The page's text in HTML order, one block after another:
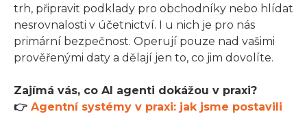
trh, připravit podklady pro obchodníky nebo hlídat
nesrovnalosti v účetnictví. I u nich je pro nás
primární bezpečnost. Operují pouze nad vašimi
prověřenými daty a dělají jen to, co jim dovolíte.
Zajímá vás, co AI agenti dokážou v praxi?
👉 Agentní systémy v praxi: jak jsme postavili